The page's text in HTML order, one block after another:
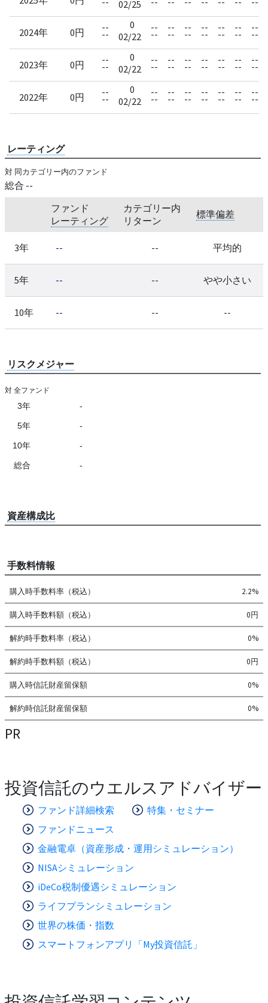
02/25
2024年 0円 --
--
0
02/22
--
--
--
--
--
--
--
--
--
--
--
--
--
--
2023年 0円 --
--
0
02/22
--
--
--
--
--
--
--
--
--
--
--
--
--
--
2022年 0円 --
--
0
02/22
--
--
--
--
--
--
--
--
--
--
--
--
--
--
レーティング
対 同カテゴリー内のファンド
総合 --
ファンド
レーティング
カテゴリー内
リターン
標準偏差
3年 -- -- 平均的
5年 -- -- やや小さい
10年 -- -- --
リスクメジャー
対 全ファンド
3年 -
5年 -
10年 -
総合 -
資産構成比
手数料情報
購入時手数料率（税込） 2.2%
購入時手数料額（税込） 0円
解約時手数料率（税込） 0%
解約時手数料額（税込） 0円
購入時信託財産留保額 0%
解約時信託財産留保額 0%
PR
投資信託のウエルスアドバイザー
ファンド詳細検索
特集・セミナー
ファンドニュース
金融電卓（資産形成・運用シミュレーション）
NISAシミュレーション
iDeCo税制優遇シミュレーション
ライフプランシミュレーション
世界の株価・指数
スマートフォンアプリ「My投資信託」